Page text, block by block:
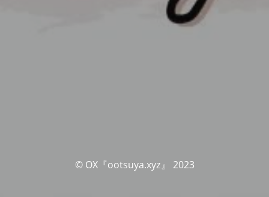
© OX『ootsuya.xyz』 2023